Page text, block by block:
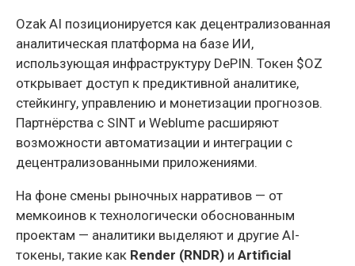
Ozak AI позиционируется как децентрализованная
аналитическая платформа на базе ИИ,
использующая инфраструктуру DePIN. Токен $OZ
открывает доступ к предиктивной аналитике,
стейкингу, управлению и монетизации прогнозов.
Партнёрства с SINT и Weblume расширяют
возможности автоматизации и интеграции с
децентрализованными приложениями.
На фоне смены рыночных нарративов — от
мемкоинов к технологически обоснованным
проектам — аналитики выделяют и другие AI-
токены, такие как Render (RNDR) и Artificial